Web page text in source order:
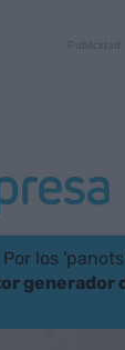
Por los
generador